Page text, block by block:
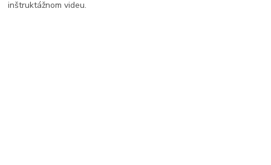
inštruktážnom videu.